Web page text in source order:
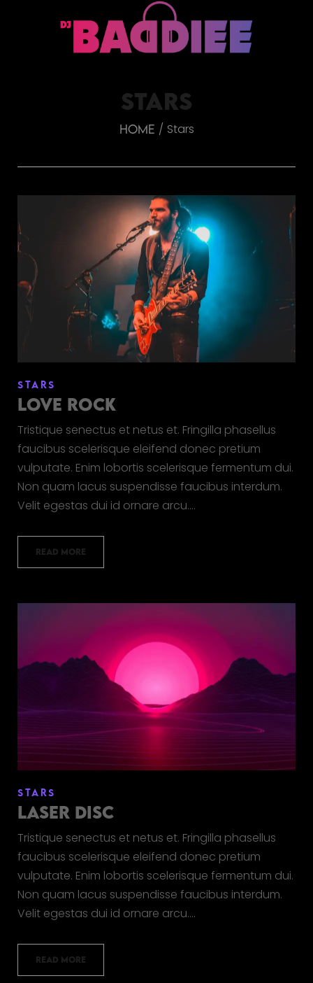
STARS
Home / Stars
STARS
LOVE ROCK
Tristique senectus et netus et. Fringilla phasellus
faucibus scelerisque eleifend donec pretium
vulputate. Enim lobortis scelerisque fermentum dui.
Non quam lacus suspendisse faucibus interdum.
Velit egestas dui id ornare arcu.…
READ MORE
STARS
LASER DISC
Tristique senectus et netus et. Fringilla phasellus
faucibus scelerisque eleifend donec pretium
vulputate. Enim lobortis scelerisque fermentum dui.
Non quam lacus suspendisse faucibus interdum.
Velit egestas dui id ornare arcu.…
READ MORE